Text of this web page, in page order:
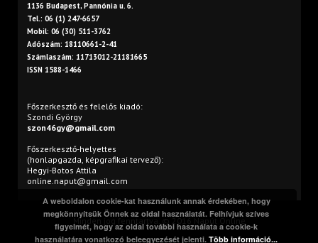
1136 Budapest, Pannónia u. 6.
Tel.: 06 (1) 247-6657
Mobil: 06 (30) 511-3762
Adószám: 18110661-2-41
Számlaszám: 11713012-21181665
ISSN 1588-1466
Főszerkesztő és felelős kiadó:
Szondi György
szon46gy@gmail.com
Főszerkesztő-helyettes
(honlapgazda, képgrafikai tervező):
Hegyi-Botos Attila
online.naput@gmail.com
Minden jog fenntartva. © 2016 Napút Online
A weboldalon cookie-kat használunk annak érdekében, hogy
megkönnyítsük Önnek az oldal használatát. Felhívjuk szíves
figyelmét, hogy az oldal további használata a cookie-k
használatára vonatkozó beleegyezését jelenti.Több információ...